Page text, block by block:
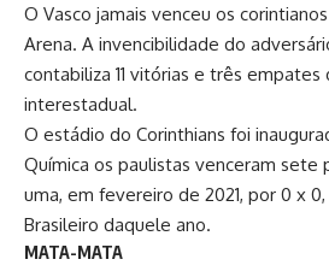
O Vasco jamais venceu os
Arena. A invencibilidade do
contabiliza 11 vitórias e três
interestadual.
O estádio do Corinthians foi
Química os paulistas venceram sete
uma, em fevereiro de 2021, por 0 x
Brasileiro daquele ano.
MATA-MATA